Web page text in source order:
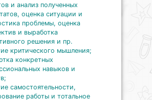
и анализ полученных
оценка ситуации и
проблемы, оценка
и выработка
решения и пр.
критического мышления;
конкретных
навыков и
самостоятельности,
работы и тотальное